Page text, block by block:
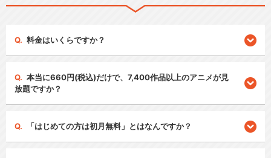
料金はいくらですか？
本当に660円(税込)だけで、7,400作品以上のアニメが見
放題ですか？
「はじめての方は初月無料」とはなんですか？